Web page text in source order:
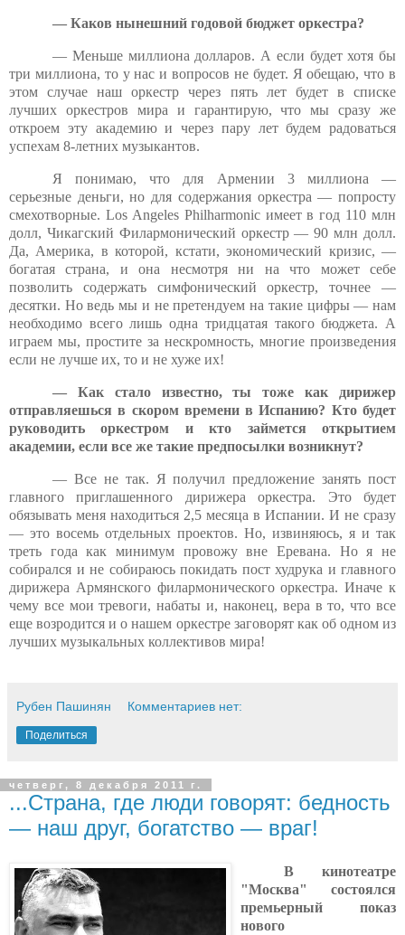
— Каков нынешний годовой бюджет оркестра?
— Меньше миллиона долларов. А если будет хотя бы
три миллиона, то у нас и вопросов не будет. Я обещаю, что в
этом случае наш оркестр через пять лет будет в списке
лучших оркестров мира и гарантирую, что мы сразу же
откроем эту академию и через пару лет будем радоваться
успехам 8-летних музыкантов.
Я понимаю, что для Армении 3 миллиона —
серьезные деньги, но для содержания оркестра — попросту
смехотворные. Los Angeles Philharmonic имеет в год 110 млн
долл, Чикагский Филармонический оркестр — 90 млн долл.
Да, Америка, в которой, кстати, экономический кризис, —
богатая страна, и она несмотря ни на что может себе
позволить содержать симфонический оркестр, точнее —
десятки. Но ведь мы и не претендуем на такие цифры — нам
необходимо всего лишь одна тридцатая такого бюджета. А
играем мы, простите за нескромность, многие произведения
если не лучше их, то и не хуже их!
— Как стало известно, ты тоже как дирижер
отправляешься в скором времени в Испанию? Кто будет
руководить оркестром и кто займется открытием
академии, если все же такие предпосылки возникнут?
— Все не так. Я получил предложение занять пост
главного приглашенного дирижера оркестра. Это будет
обязывать меня находиться 2,5 месяца в Испании. И не сразу
— это восемь отдельных проектов. Но, извиняюсь, я и так
треть года как минимум провожу вне Еревана. Но я не
собирался и не собираюсь покидать пост худрука и главного
дирижера Армянского филармонического оркестра. Иначе к
чему все мои тревоги, набаты и, наконец, вера в то, что все
еще возродится и о нашем оркестре заговорят как об одном из
лучших музыкальных коллективов мира!
Рубен Пашинян Комментариев нет:
Поделиться
четверг, 8 декабря 2011 г.
...Страна, где люди говорят: бедность
— наш друг, богатство — враг!
В кинотеатре
"Москва" состоялся
премьерный показ
нового